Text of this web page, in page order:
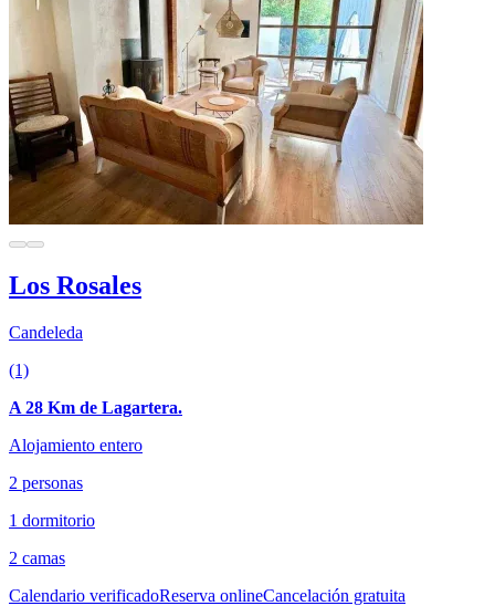
Los Rosales
Candeleda
(1)
A 28 Km de Lagartera.
Alojamiento entero
2 personas
1 dormitorio
2 camas
Calendario verificadoReserva onlineCancelación gratuita